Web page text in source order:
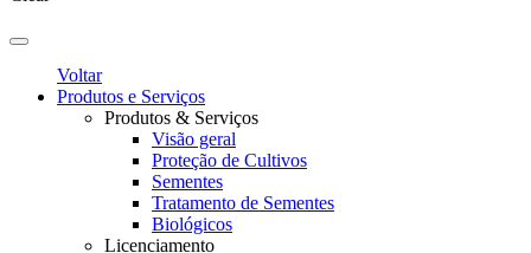
Voltar
Produtos e Serviços
Produtos & Serviços
Visão geral
Proteção de Cultivos
Sementes
Tratamento de Sementes
Biológicos
Licenciamento